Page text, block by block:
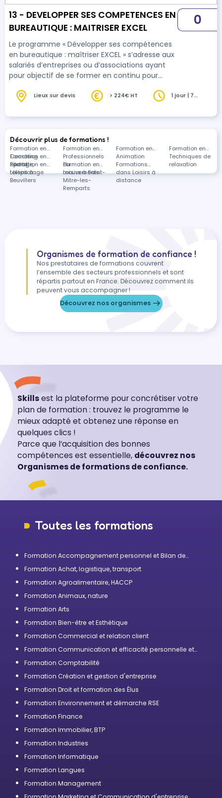
13 - DEVELOPPER SES COMPETENCES EN
BUREAUTIQUE : MAITRISER EXCEL
Le programme « Développer ses compétences
en bureautique : maîtriser EXCEL » s’adresse aux
salariés d’entreprises ou d’associations ayant
pour objectif de se former en continu pour
l’évolution de leur poste.
0
Lieux sur devis > 224€ HT
1 jour | 7
Découvrir plus de formations !
Formation en
Coaching
sportif
Formation en
Professionnels
du
mouvements
Formation en
Animation
Formation en
Techniques de
relaxation
Formation en
Pilotage,
télépilotage
Formation en
Loisirs à
Beuvillers
Formation en
Loisirs à Saint-
Mitre-les-
Remparts
Formations
dans Loisirs à
distance
Organismes de formation de confiance !
Nos prestataires de formations couvrent
l’ensemble des secteurs professionnels et sont
répartis partout en France. Découvrez comment ils
peuvent vous accompagner !
Découvrez nos organismes
Skillsest la plateforme pour concrétiser votre
plan de formation : trouvez le programme le
mieux adapté et obtenez une réponse en
quelques clics !
Parce que l’acquisition des bonnes
compétences est essentielle, découvrez nos
Organismes de formations de confiance.
Toutes les formations
Formation Accompagnement personnel et Bilan de
Formation Achat, logistique, transport
Formation Agroalimentaire, HACCP
Formation Animaux, nature
Formation Arts
Formation Bien-être et Esthétique
Formation Commercial et relation client
Formation Communication et efficacité personnelle et
Formation Comptabilité
Formation Création et gestion d'entreprise
Formation Droit et formation des Élus
Formation Environnement et démarche RSE
Formation Finance
Formation Immobilier, BTP
Formation Industries
Formation Informatique
Formation Langues
Formation Management